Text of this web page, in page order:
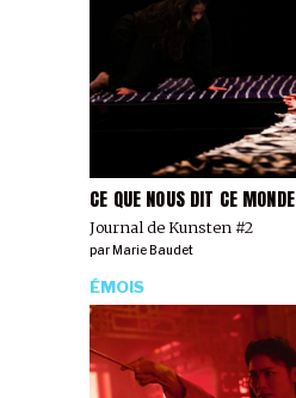
CE QUE NOUS DIT CE MONDE
Journal de Kunsten #2
par Marie Baudet
ÉMOIS